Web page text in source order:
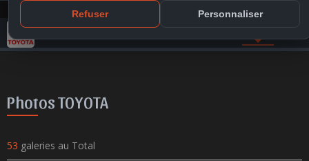
Refuser Personnaliser
GAMME TOYOTA COMPARER VIDEO PHOTO
Photos TOYOTA
53 galeries au Total